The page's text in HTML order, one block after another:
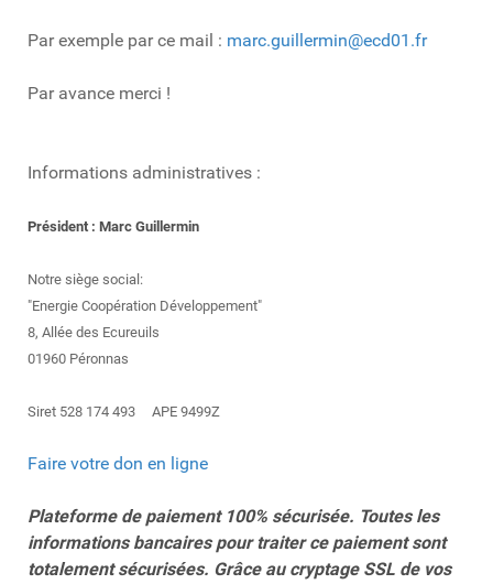
Par exemple par ce mail : marc.guillermin@ecd01.fr
Par avance merci !
Informations administratives :
Président : Marc Guillermin
Notre siège social:
"Energie Coopération Développement"
8, Allée des Ecureuils
01960 Péronnas
Siret 528 174 493 APE 9499Z
Faire votre don en ligne
Plateforme de paiement 100% sécurisée. Toutes les
informations bancaires pour traiter ce paiement sont
totalement sécurisées. Grâce au cryptage SSL de vos